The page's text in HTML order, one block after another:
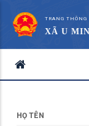
TRANG
XÃ U
HỌ TÊN